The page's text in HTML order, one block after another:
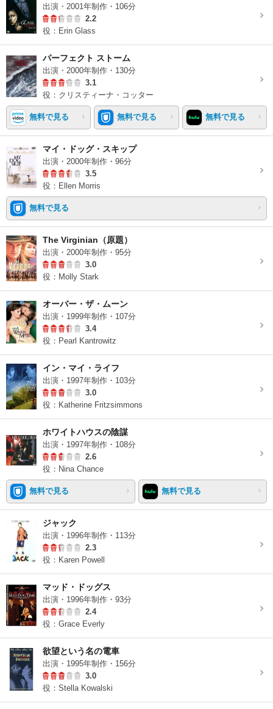
出演・2001年制作・106分
2.2
役：Erin Glass
パーフェクト ストーム
出演・2000年制作・130分
3.1
役：クリスティーナ・コッター
無料で見る 無料で見る 無料で見る
マイ・ドッグ・スキップ
出演・2000年制作・96分
3.5
役：Ellen Morris
無料で見る
The Virginian（原題）
出演・2000年制作・95分
3.0
役：Molly Stark
オーバー・ザ・ムーン
出演・1999年制作・107分
3.4
役：Pearl Kantrowitz
イン・マイ・ライフ
出演・1997年制作・103分
3.0
役：Katherine Fritzsimmons
ホワイトハウスの陰謀
出演・1997年制作・108分
2.6
役：Nina Chance
無料で見る 無料で見る
ジャック
出演・1996年制作・113分
2.3
役：Karen Powell
マッド・ドッグス
出演・1996年制作・93分
2.4
役：Grace Everly
欲望という名の電車
出演・1995年制作・156分
3.0
役：Stella Kowalski